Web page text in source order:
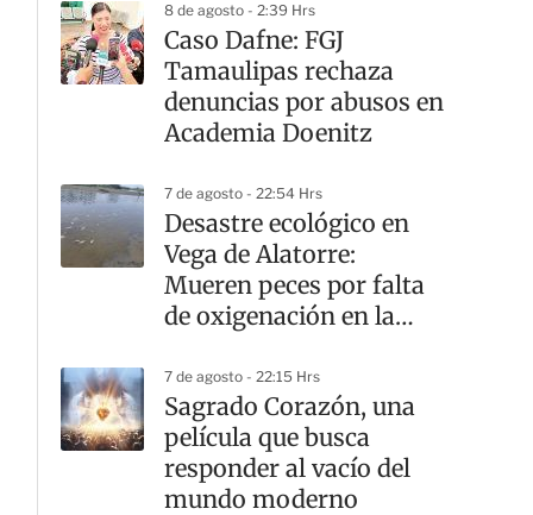
8 de agosto - 2:39 Hrs
Caso Dafne: FGJ
Tamaulipas rechaza
denuncias por abusos en
Academia Doenitz
7 de agosto - 22:54 Hrs
Desastre ecológico en
Vega de Alatorre:
Mueren peces por falta
de oxigenación en la
7 de agosto - 22:15 Hrs
Sagrado Corazón, una
película que busca
responder al vacío del
mundo moderno